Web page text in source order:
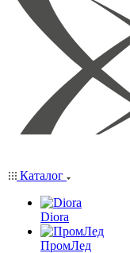
Каталог
Diora
ПромЛед